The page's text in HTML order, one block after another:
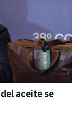
aceite se